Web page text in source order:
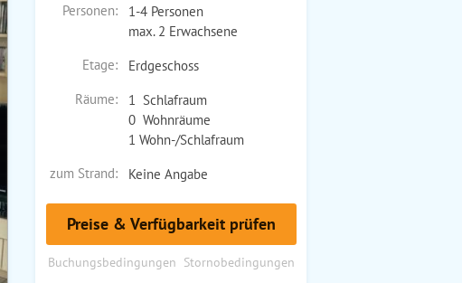
Personen:
1-4 Personen
max. 2 Erwachsene
Etage:
Erdgeschoss
Räume:
1 Schlafraum
0 Wohnräume
1 Wohn-/Schlafraum
zum Strand:
Keine Angabe
Preise & Verfügbarkeit prüfen
Buchungsbedingungen Stornobedingungen